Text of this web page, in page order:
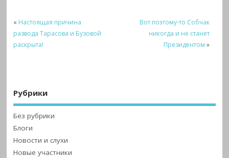
« Настоящая причина
развода Тарасова и Бузовой
раскрыта!
Вот поэтому-то Собчак
никогда и не станет
Президентом »
Рубрики
Без рубрики
Блоги
Новости и слухи
Новые участники